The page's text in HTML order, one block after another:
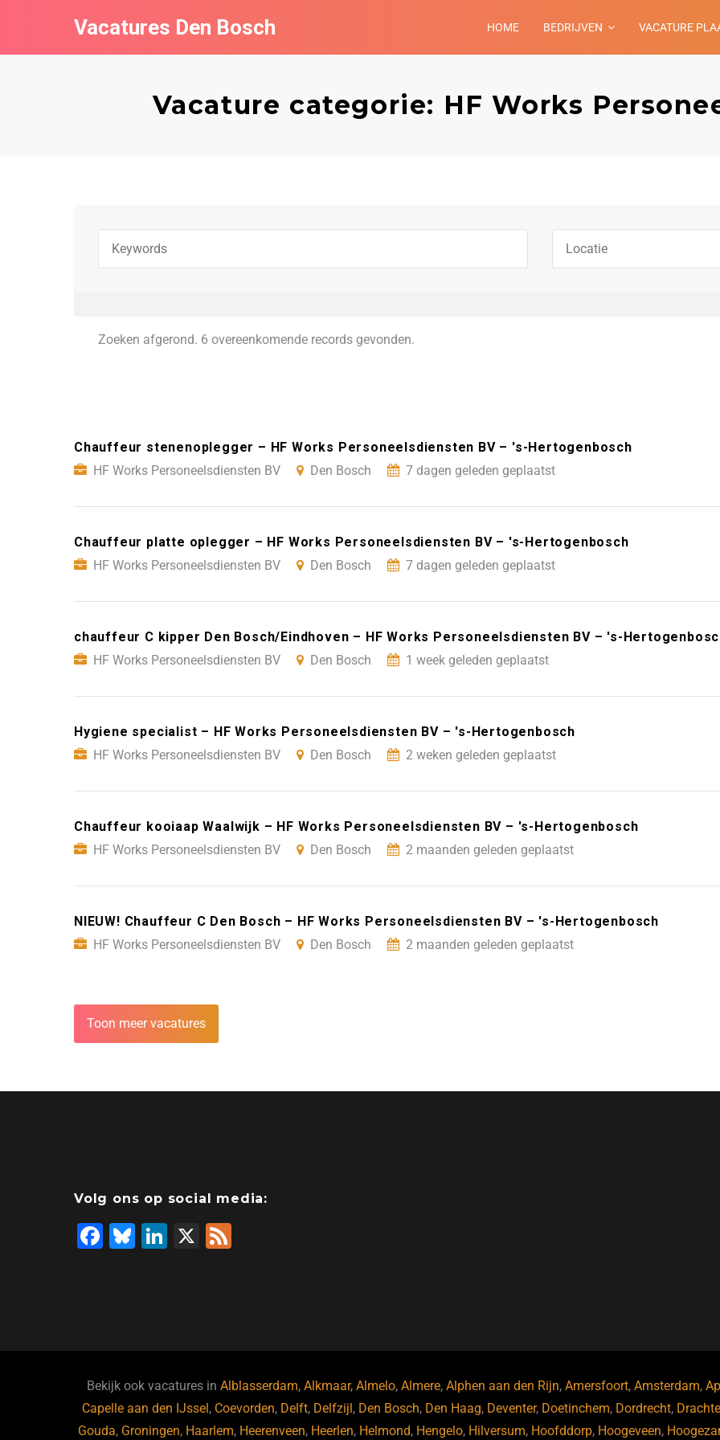
Vacatures Den Bosch HOME BEDRIJVEN VACATURE
Vacature categorie: HF Works
Zoeken afgerond. 6 overeenkomende records gevonden.
Chauffeur stenenoplegger – HF Works Personeelsdiensten BV – 's-Hertogenbosch
HF Works Personeelsdiensten BV
Den Bosch 7 dagen geleden geplaatst
Chauffeur platte oplegger – HF Works Personeelsdiensten BV – 's-Hertogenbosch
HF Works Personeelsdiensten BV
Den Bosch 7 dagen geleden geplaatst
chauffeur C kipper Den Bosch/Eindhoven – HF Works Personeelsdiensten BV – 's-
HF Works Personeelsdiensten BV
Den Bosch 1 week geleden geplaatst
Hygiene specialist – HF Works Personeelsdiensten BV – 's-Hertogenbosch
HF Works Personeelsdiensten BV
Den Bosch 2 weken geleden geplaatst
Chauffeur kooiaap Waalwijk – HF Works Personeelsdiensten BV – 's-Hertogenbosch
HF Works Personeelsdiensten BV
Den Bosch 2 maanden geleden geplaatst
NIEUW! Chauffeur C Den Bosch – HF Works Personeelsdiensten BV – 's-Hertogenbosch
HF Works Personeelsdiensten BV
Den Bosch 2 maanden geleden geplaatst
Toon meer vacatures
Volg ons op social media:
F
o
k
Bl
Li
X
Bekijk ook vacatures in Alblasserdam, Alkmaar, Almelo, Almere, Alphen aan den Rijn, Amersfoort, Amsterdam,
Capelle aan den IJssel , Coevorden, Delft, Delfzijl , Den Bosch, Den Haag, Deventer, Doetinchem, Dordrecht,
Gouda, Groningen, Haarlem, Heerenveen, Heerlen, Helmond, Hengelo, Hilversum, Hoofddorp, Hoogeveen,